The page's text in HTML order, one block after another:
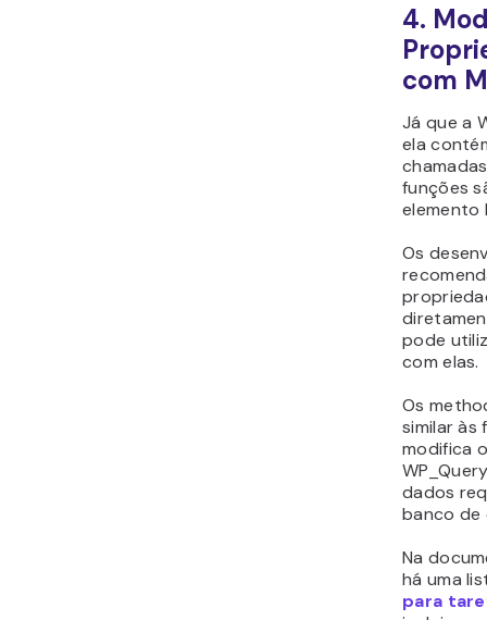
4.
com
Já que a
ela
funções
elemento
Os
pode
com elas.
Os
similar às
modifica
dados
banco
Na
há uma
para